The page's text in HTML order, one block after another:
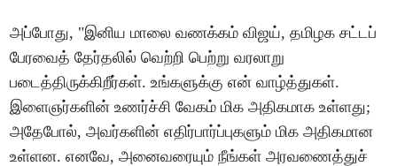
அப்போது, "இனிய மாலை வணக்கம் விஜய், தமிழக சட்டப்
பேரவைத் தேர்தலில் வெற்றி பெற்று வரலாறு
படைத்திருக்கிறீர்கள். உங்களுக்கு என் வாழ்த்துகள்.
இளைஞர்களின் உணர்ச்சி வேகம் மிக அதிகமாக உள்ளது;
அதேபோல், அவர்களின் எதிர்பார்ப்புகளும் மிக அதிகமான
உள்ளன. எனவே, அனைவரையும் நீங்கள் அரவணைத்துச்